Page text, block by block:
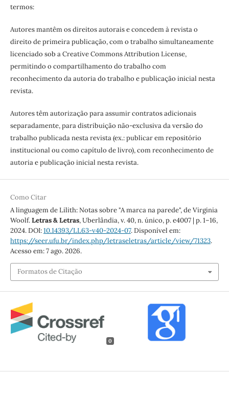
termos:
Autores mantêm os direitos autorais e concedem à revista o
direito de primeira publicação, com o trabalho simultaneamente
licenciado sob a Creative Commons Attribution License,
permitindo o compartilhamento do trabalho com
reconhecimento da autoria do trabalho e publicação inicial nesta
revista.
Autores têm autorização para assumir contratos adicionais
separadamente, para distribuição não-exclusiva da versão do
trabalho publicada nesta revista (ex.: publicar em repositório
institucional ou como capítulo de livro), com reconhecimento de
autoria e publicação inicial nesta revista.
Como Citar
A linguagem de Lilith: Notas sobre "A marca na parede", de Virginia
Woolf.Letras & Letras, Uberlândia, v. 40, n. único, p. e4007 | p. 1–16,
2024. DOI:10.14393/LL63-v40-2024-07. Disponível em:
https://seer.ufu.br/index.php/letraseletras/article/view/71323.
Acesso em: 7 ago. 2026.
Formatos de Citação
0